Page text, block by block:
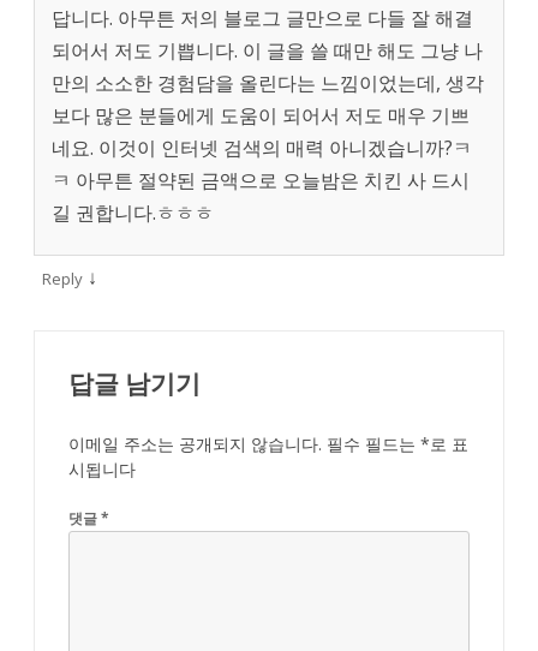
답니다. 아무튼 저의 블로그 글만으로 다들 잘 해결
되어서 저도 기쁩니다. 이 글을 쓸 때만 해도 그냥 나
만의 소소한 경험담을 올린다는 느낌이었는데, 생각
보다 많은 분들에게 도움이 되어서 저도 매우 기쁘
네요. 이것이 인터넷 검색의 매력 아니겠습니까?ㅋ
ㅋ 아무튼 절약된 금액으로 오늘밤은 치킨 사 드시
길 권합니다.ㅎㅎㅎ
Reply ↓
답글 남기기
이메일 주소는 공개되지 않습니다. 필수 필드는 *로 표
시됩니다
댓글*